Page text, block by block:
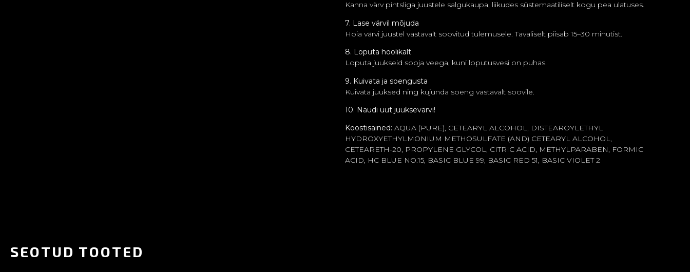
Kanna värv pintsliga juustele salgukaupa, liikudes süstemaatiliselt kogu pea ulatuses.
7. Lase värvil mõjuda
Hoia värvi juustel vastavalt soovitud tulemusele. Tavaliselt piisab 15–30 minutist.
8. Loputa hoolikalt
Loputa juukseid sooja veega, kuni loputusvesi on puhas.
9. Kuivata ja soengusta
Kuivata juuksed ning kujunda soeng vastavalt soovile.
10. Naudi uut juuksevärvi!
Koostisained: AQUA (PURE), CETEARYL ALCOHOL, DISTEAROYLETHYL
HYDROXYETHYLMONIUM METHOSULFATE (AND) CETEARYL ALCOHOL,
CETEARETH-20, PROPYLENE GLYCOL, CITRIC ACID, METHYLPARABEN, FORMIC
ACID, HC BLUE NO.15, BASIC BLUE 99, BASIC RED 51, BASIC VIOLET 2
SEOTUD TOOTED